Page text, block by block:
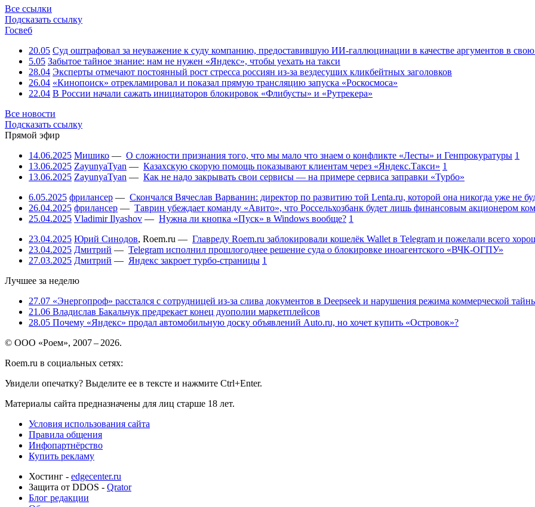
Все ссылки
Подсказать ссылку
Госвеб
20.05 Суд оштрафовал за неуважение к суду компанию, предоставившую ИИ-галлюцинации в качестве аргументов в свою
5.05 Забытое тайное знание: нам не нужен «Яндекс», чтобы уехать на такси
28.04 Эксперты отмечают постоянный рост стресса россиян из-за вездесущих кликбейтных заголовков
26.04 «Кинопоиск» отрекламировал и показал прямую трансляцию запуска «Роскосмоса»
22.04 В России начали сажать инициаторов блокировок «Флибусты» и «Рутрекера»
Все новости
Подсказать ссылку
Прямой эфир
14.06.2025 Мишико — О сложности признания того, что мы мало что знаем о конфликте «Лесты» и Генпрокуратуры 1
13.06.2025 ZayunyaTyan — Казахскую скорую помощь показывают клиентам через «Яндекс.Такси» 1
13.06.2025 ZayunyaTyan — Как не надо закрывать свои сервисы — на примере сервиса заправки «Турбо»
6.05.2025 фрилансер — Скончался Вячеслав Варванин: директор по развитию той Lenta.ru, которой она никогда уже не
26.04.2025 фрилансер — Таврин убеждает команду «Авито», что Россельхозбанк будет лишь финансовым акционером
25.04.2025 Vladimir Ilyashov — Нужна ли кнопка «Пуск» в Windows вообще? 1
23.04.2025 Юрий Синодов, Roem.ru — Главреду Roem.ru заблокировали кошелёк Wallet в Telegram и пожелали всего
23.04.2025 Дмитрий — Telegram исполнил прошлогоднее решение суда о блокировке иноагентского «ВЧК-ОГПУ»
27.03.2025 Дмитрий — Яндекс закроет турбо-страницы 1
Лучшее за неделю
27.07 «Энергопроф» расстался с сотрудницей из-за слива документов в Deepseek и нарушения режима коммерческой
21.06 Владислав Бакальчук предрекает конец дуополии маркетплейсов
28.05 Почему «Яндекс» продал автомобильную доску объявлений Auto.ru, но хочет купить «Островок»?
© ООО «Роем», 2007 – 2026.
Roem.ru в социальных сетях:
Увидели опечатку? Выделите ее в тексте и нажмите Ctrl+Enter.
Материалы сайта предназначены для лиц старше 18 лет.
Условия использования сайта
Правила общения
Инфопартнёрство
Купить рекламу
Хостинг - edgecenter.ru
Защита от DDOS - Qrator
Блог редакции